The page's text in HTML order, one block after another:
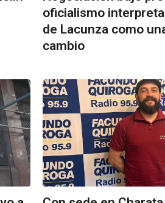
oficialismo
de Lacunza como
cambio